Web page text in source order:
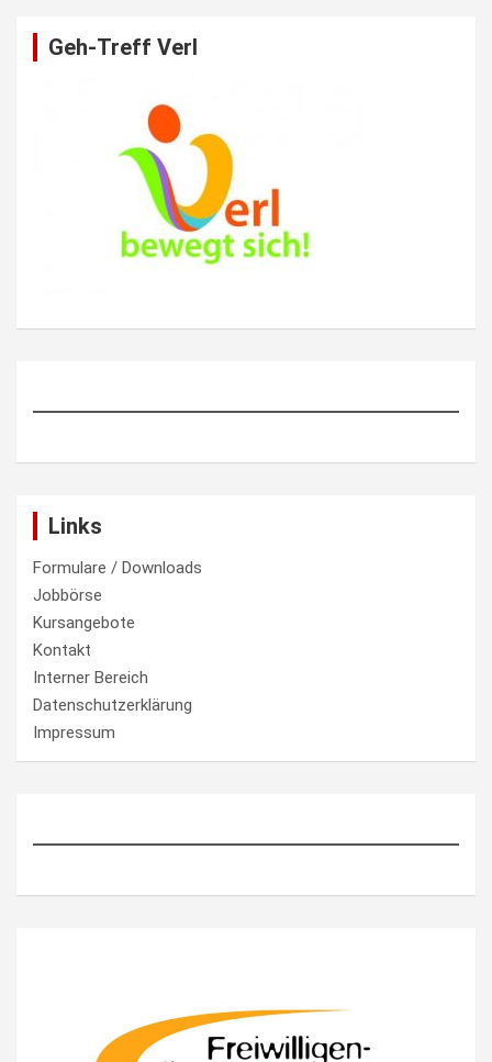
Geh-Treff Verl
Links
Formulare / Downloads
Jobbörse
Kursangebote
Kontakt
Interner Bereich
Datenschutzerklärung
Impressum